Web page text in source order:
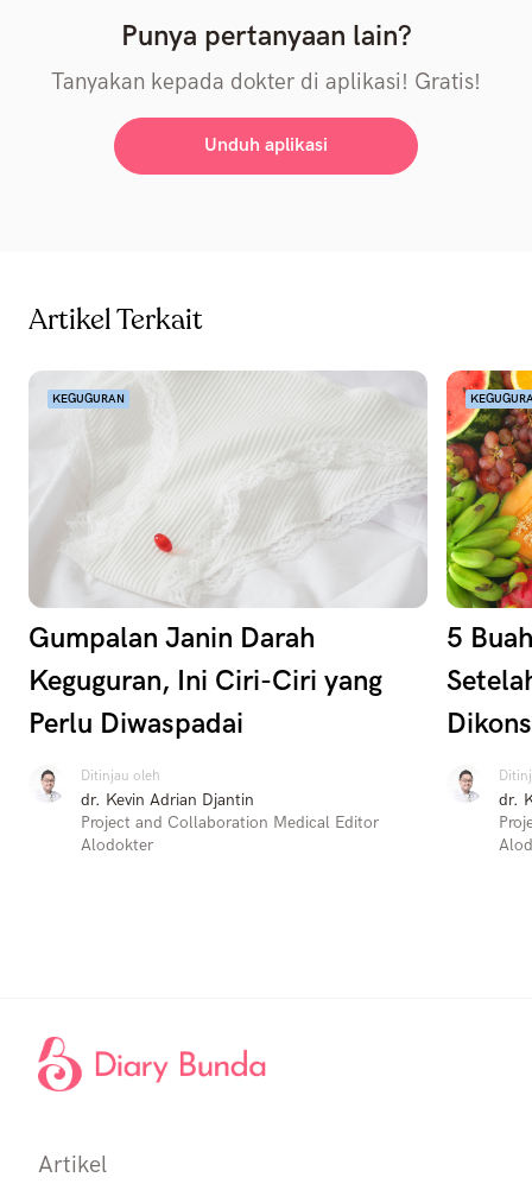
Punya pertanyaan lain?
Tanyakan kepada dokter di aplikasi! Gratis!
Unduh aplikasi
Artikel Terkait
KEGUGURAN
Gumpalan Janin Darah
Keguguran, Ini Ciri-Ciri yang
Perlu Diwaspadai
Ditinjau oleh
dr. Kevin Adrian Djantin
Project and Collaboration Medical Editor
Alodokter
5
dr.
Artikel